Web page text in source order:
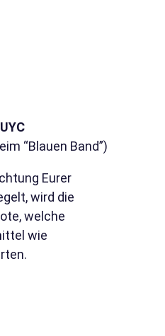
“Blauen Band”)
Eurer
wird die
welche
wie